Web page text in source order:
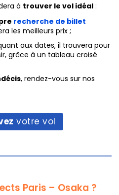
à trouver le vol idéal :
recherche de billet
les meilleurs prix ;
aux dates, il trouvera pour
grâce à un tableau croisé
, rendez-vous sur nos
votre vol
Paris – Osaka ?